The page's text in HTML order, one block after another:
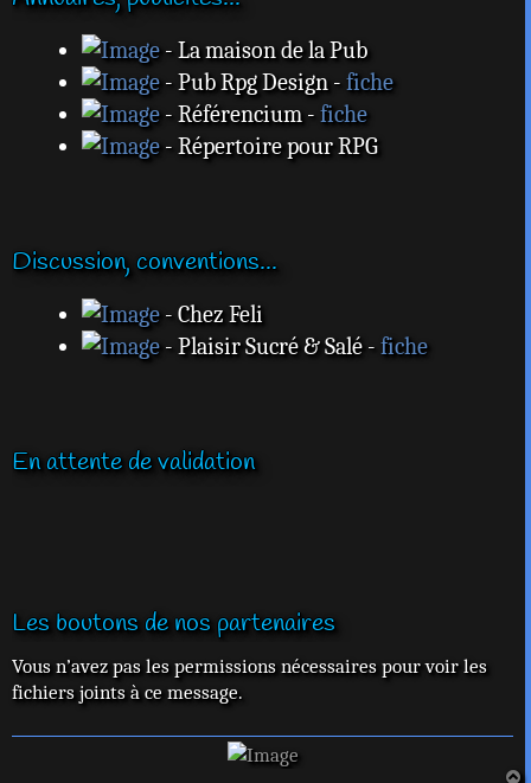
- La maison de la Pub
- Pub Rpg Design - fiche
- Référencium - fiche
- Répertoire pour RPG
Discussion, conventions...
- Chez Feli
- Plaisir Sucré & Salé - fiche
En attente de validation
Les boutons de nos partenaires
Vous n’avez pas les permissions nécessaires pour voir les
fichiers joints à ce message.